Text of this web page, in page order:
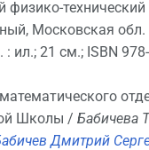
физико-технический
Московская
: ил.; 21 см.; ISBN
Школы / Бабичева
Дмитрий